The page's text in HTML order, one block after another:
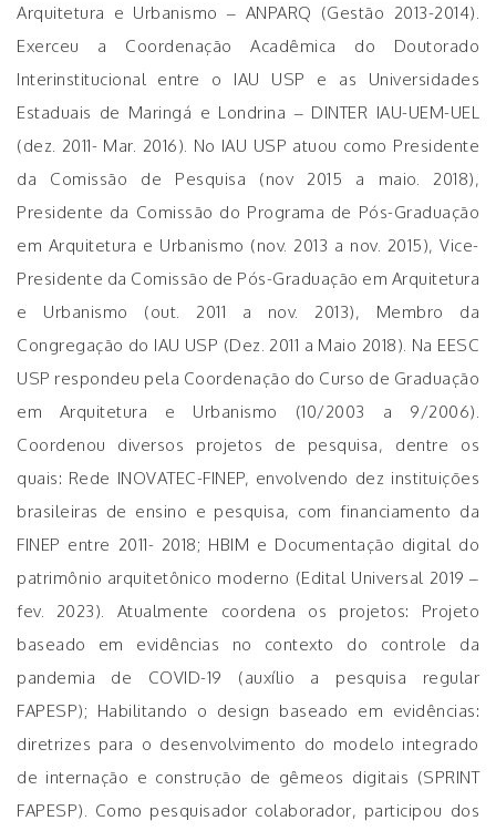
Arquitetura e Urbanismo – ANPARQ (Gestão 2013-2014).
Exerceu a Coordenação Acadêmica do Doutorado
Interinstitucional entre o IAU USP e as Universidades
Estaduais de Maringá e Londrina – DINTER IAU-UEM-UEL
(dez. 2011- Mar. 2016). No IAU USP atuou como Presidente
da Comissão de Pesquisa (nov 2015 a maio. 2018),
Presidente da Comissão do Programa de Pós-Graduação
em Arquitetura e Urbanismo (nov. 2013 a nov. 2015), Vice-
Presidente da Comissão de Pós-Graduação em Arquitetura
e Urbanismo (out. 2011 a nov. 2013), Membro da
Congregação do IAU USP (Dez. 2011 a Maio 2018). Na EESC
USP respondeu pela Coordenação do Curso de Graduação
em Arquitetura e Urbanismo (10/2003 a 9/2006).
Coordenou diversos projetos de pesquisa, dentre os
quais: Rede INOVATEC-FINEP, envolvendo dez instituições
brasileiras de ensino e pesquisa, com financiamento da
FINEP entre 2011- 2018; HBIM e Documentação digital do
patrimônio arquitetônico moderno (Edital Universal 2019 –
fev. 2023). Atualmente coordena os projetos: Projeto
baseado em evidências no contexto do controle da
pandemia de COVID-19 (auxílio a pesquisa regular
FAPESP); Habilitando o design baseado em evidências:
diretrizes para o desenvolvimento do modelo integrado
de internação e construção de gêmeos digitais (SPRINT
FAPESP). Como pesquisador colaborador, participou dos